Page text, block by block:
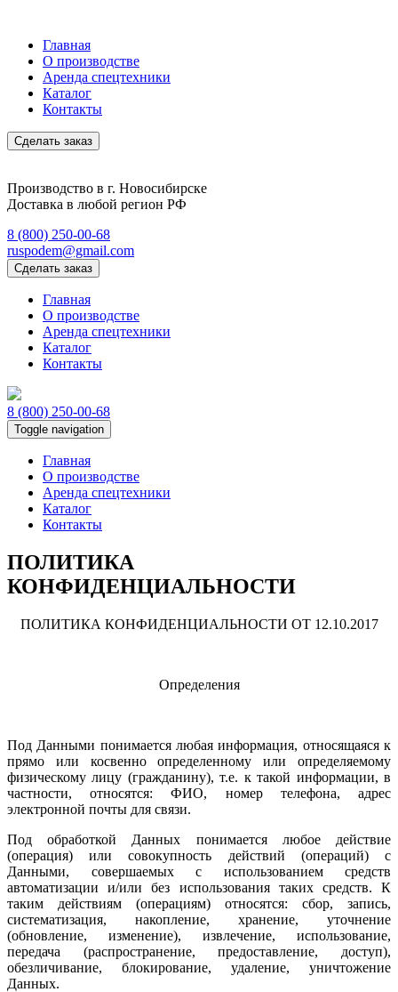
Главная
О производстве
Аренда спецтехники
Каталог
Контакты
Cделать заказ
Производство в г. Новосибирске
Доставка в любой регион РФ
8 (800) 250-00-68
ruspodem@gmail.com
Cделать заказ
Главная
О производстве
Аренда спецтехники
Каталог
Контакты
8 (800) 250-00-68
Toggle navigation
Главная
О производстве
Аренда спецтехники
Каталог
Контакты
ПОЛИТИКА
КОНФИДЕНЦИАЛЬНОСТИ
ПОЛИТИКА КОНФИДЕНЦИАЛЬНОСТИ ОТ 12.10.2017
Определения
Под Данными понимается любая информация, относящаяся к
прямо или косвенно определенному или определяемому
физическому лицу (гражданину), т.е. к такой информации, в
частности, относятся: ФИО, номер телефона, адрес
электронной почты для связи.
Под обработкой Данных понимается любое действие
(операция) или совокупность действий (операций) с
Данными, совершаемых с использованием средств
автоматизации и/или без использования таких средств. К
таким действиям (операциям) относятся: сбор, запись,
систематизация, накопление, хранение, уточнение
(обновление, изменение), извлечение, использование,
передача (распространение, предоставление, доступ),
обезличивание, блокирование, удаление, уничтожение
Данных.